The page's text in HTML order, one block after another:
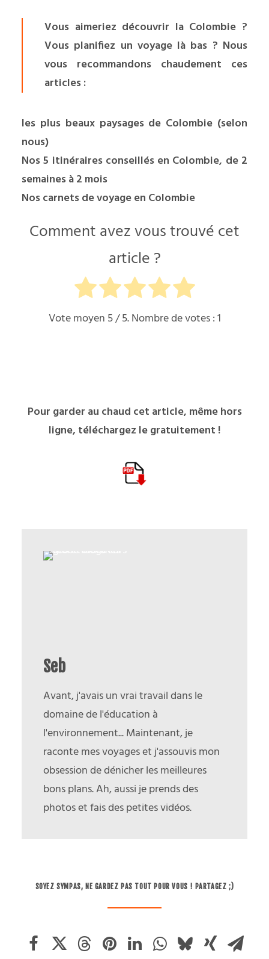
Vous aimeriez découvrir la Colombie ?
Vous planifiez un voyage là bas ? Nous
vous recommandons chaudement ces
articles :
les plus beaux paysages de Colombie (selon
nous)
Nos 5 itinéraires conseillés en Colombie, de 2
semaines à 2 mois
Nos carnets de voyage en Colombie
Comment avez vous trouvé cet
article ?
Vote moyen 5/ 5. Nombre de votes :1
Pour garder au chaud cet article, même hors
ligne, téléchargez le gratuitement !
Seb
Avant, j'avais un vrai travail dans le
domaine de l'éducation à
l'environnement... Maintenant, je
raconte mes voyages et j'assouvis mon
obsession de dénicher les meilleures
bons plans. Ah, aussi je prends des
photos et fais des petites vidéos.
SOYEZ SYMPAS, NE GARDEZ PAS TOUT POUR VOUS ! PARTAGEZ ;)